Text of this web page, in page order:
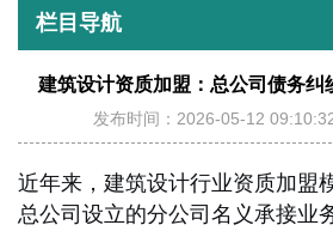
栏目导航
建筑设计资质加盟：总公司债务纠
发布时间：2026-05-12
近年来，建筑设计行业资质加盟
总公司设立的分公司名义承接业